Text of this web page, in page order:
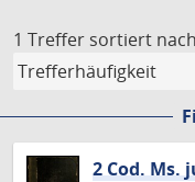
1 Treffer sortiert nach
2 Cod. Ms.